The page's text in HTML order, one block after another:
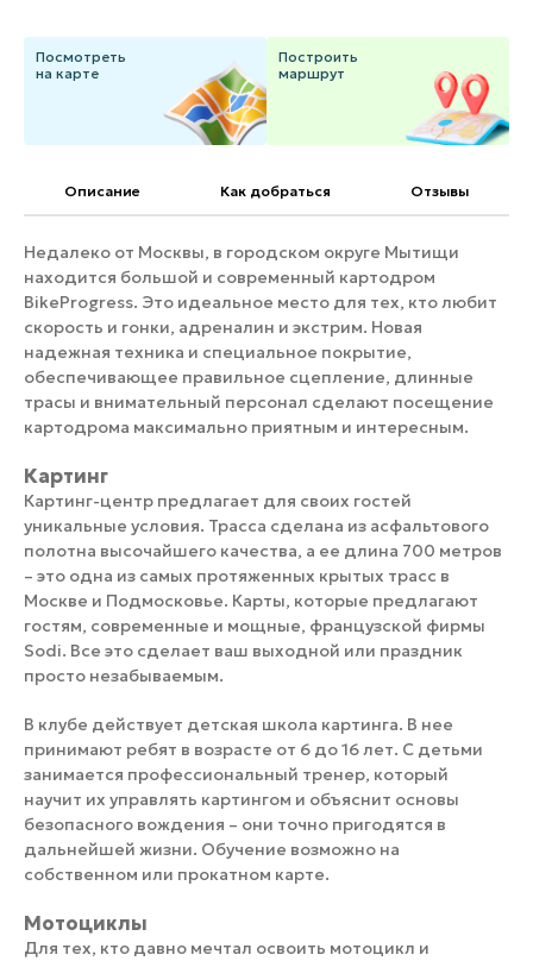
Горнолыжные клубы
Спецпроекты
Инвестиционный портал
Федоскинская фабрика
Золотое кольцо России
Войти
Инвесторам
Особо охраняемые
природные территории
Посмотреть
на карте
Построить
маршрут
Описание Как добраться Отзывы
Недалеко от Москвы, в городском округе Мытищи
находится большой и современный картодром
BikeProgress. Это идеальное место для тех, кто любит
скорость и гонки, адреналин и экстрим. Новая
надежная техника и специальное покрытие,
обеспечивающее правильное сцепление, длинные
трасы и внимательный персонал сделают посещение
картодрома максимально приятным и интересным.
Картинг
Картинг-центр предлагает для своих гостей
уникальные условия. Трасса сделана из асфальтового
полотна высочайшего качества, а ее длина 700 метров
– это одна из самых протяженных крытых трасс в
Москве и Подмосковье. Карты, которые предлагают
гостям, современные и мощные, французской фирмы
Sodi. Все это сделает ваш выходной или праздник
просто незабываемым.
В клубе действует детская школа картинга. В нее
принимают ребят в возрасте от 6 до 16 лет. С детьми
занимается профессиональный тренер, который
научит их управлять картингом и объяснит основы
безопасного вождения – они точно пригодятся в
дальнейшей жизни. Обучение возможно на
собственном или прокатном карте.
Мотоциклы
Для тех, кто давно мечтал освоить мотоцикл и